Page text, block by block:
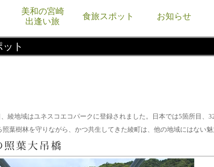
美和の宮崎
出逢い旅
食旅スポット お知らせ
ト
綾地域はユネスコエコパークに登録されました。日本では5箇所目、
照葉樹林を守りながら、かつ共生してきた綾町は、他の地域にはない魅